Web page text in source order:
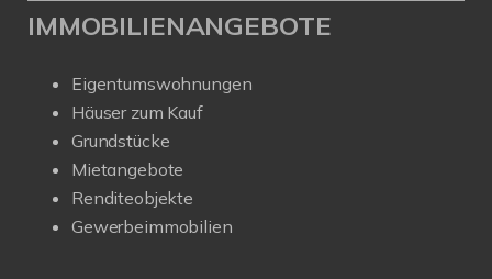
IMMOBILIENANGEBOTE
Eigentumswohnungen
Häuser zum Kauf
Grundstücke
Mietangebote
Renditeobjekte
Gewerbeimmobilien